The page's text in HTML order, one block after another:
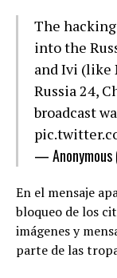
The
into the
and Ivi (like
Russia 24,
broadcast
— Anonymous
En el mensaje
bloqueo de los
imágenes y
parte de las